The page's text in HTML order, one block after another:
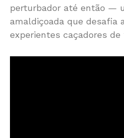
perturbador até então —
amaldiçoada que desafia
experientes caçadores de